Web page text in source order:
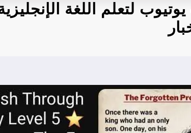
لتعلم اللغة